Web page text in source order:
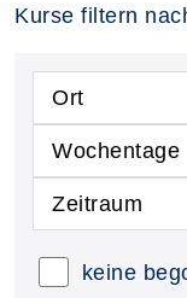
Kurse filtern
Ort
Wochentage
Zeitraum
keine